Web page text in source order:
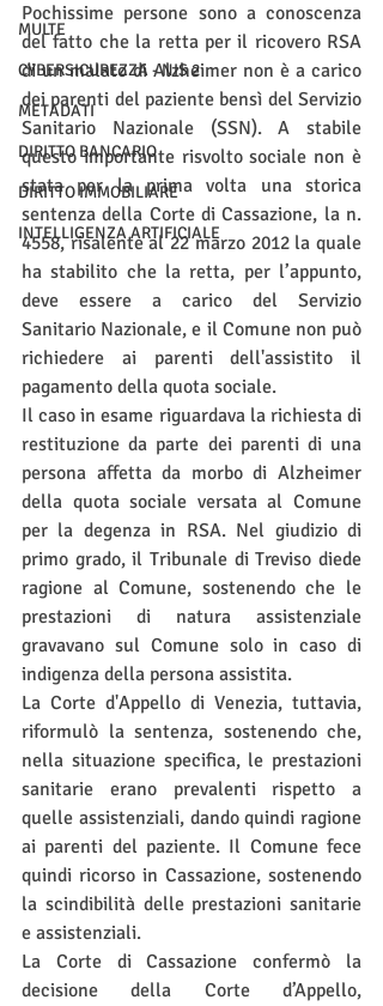
MULTE
CYBERSICUREZZA - NIS 2
METADATI
DIRITTO BANCARIO
DIRITTO IMMOBILIARE
INTELLIGENZA ARTIFICIALE
Pochissime persone sono a conoscenza
del fatto che la retta per il ricovero RSA
di un malato di Alzheimer non è a carico
dei parenti del paziente bensì del Servizio
Sanitario Nazionale (SSN). A stabile
questo importante risvolto sociale non è
stata per la prima volta una storica
sentenza della Corte di Cassazione, la n.
4558, risalente al 22 marzo 2012 la quale
ha stabilito che la retta, per l’appunto,
deve essere a carico del Servizio
Sanitario Nazionale, e il Comune non può
richiedere ai parenti dell'assistito il
pagamento della quota sociale.
Il caso in esame riguardava la richiesta di
restituzione da parte dei parenti di una
persona affetta da morbo di Alzheimer
della quota sociale versata al Comune
per la degenza in RSA. Nel giudizio di
primo grado, il Tribunale di Treviso diede
ragione al Comune, sostenendo che le
prestazioni di natura assistenziale
gravavano sul Comune solo in caso di
indigenza della persona assistita.
La Corte d'Appello di Venezia, tuttavia,
riformulò la sentenza, sostenendo che,
nella situazione specifica, le prestazioni
sanitarie erano prevalenti rispetto a
quelle assistenziali, dando quindi ragione
ai parenti del paziente. Il Comune fece
quindi ricorso in Cassazione, sostenendo
la scindibilità delle prestazioni sanitarie
e assistenziali.
La Corte di Cassazione confermò la
decisione della Corte d’Appello,